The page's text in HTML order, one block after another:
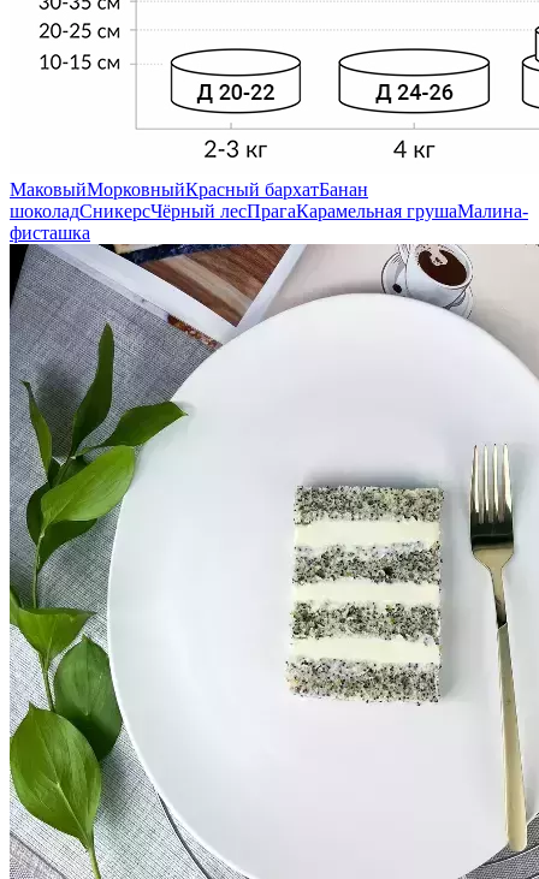
МаковыйМорковныйКрасный бархатБанан
шоколадСникерсЧёрный лесПрагаКарамельная грушаМалина-
фисташка